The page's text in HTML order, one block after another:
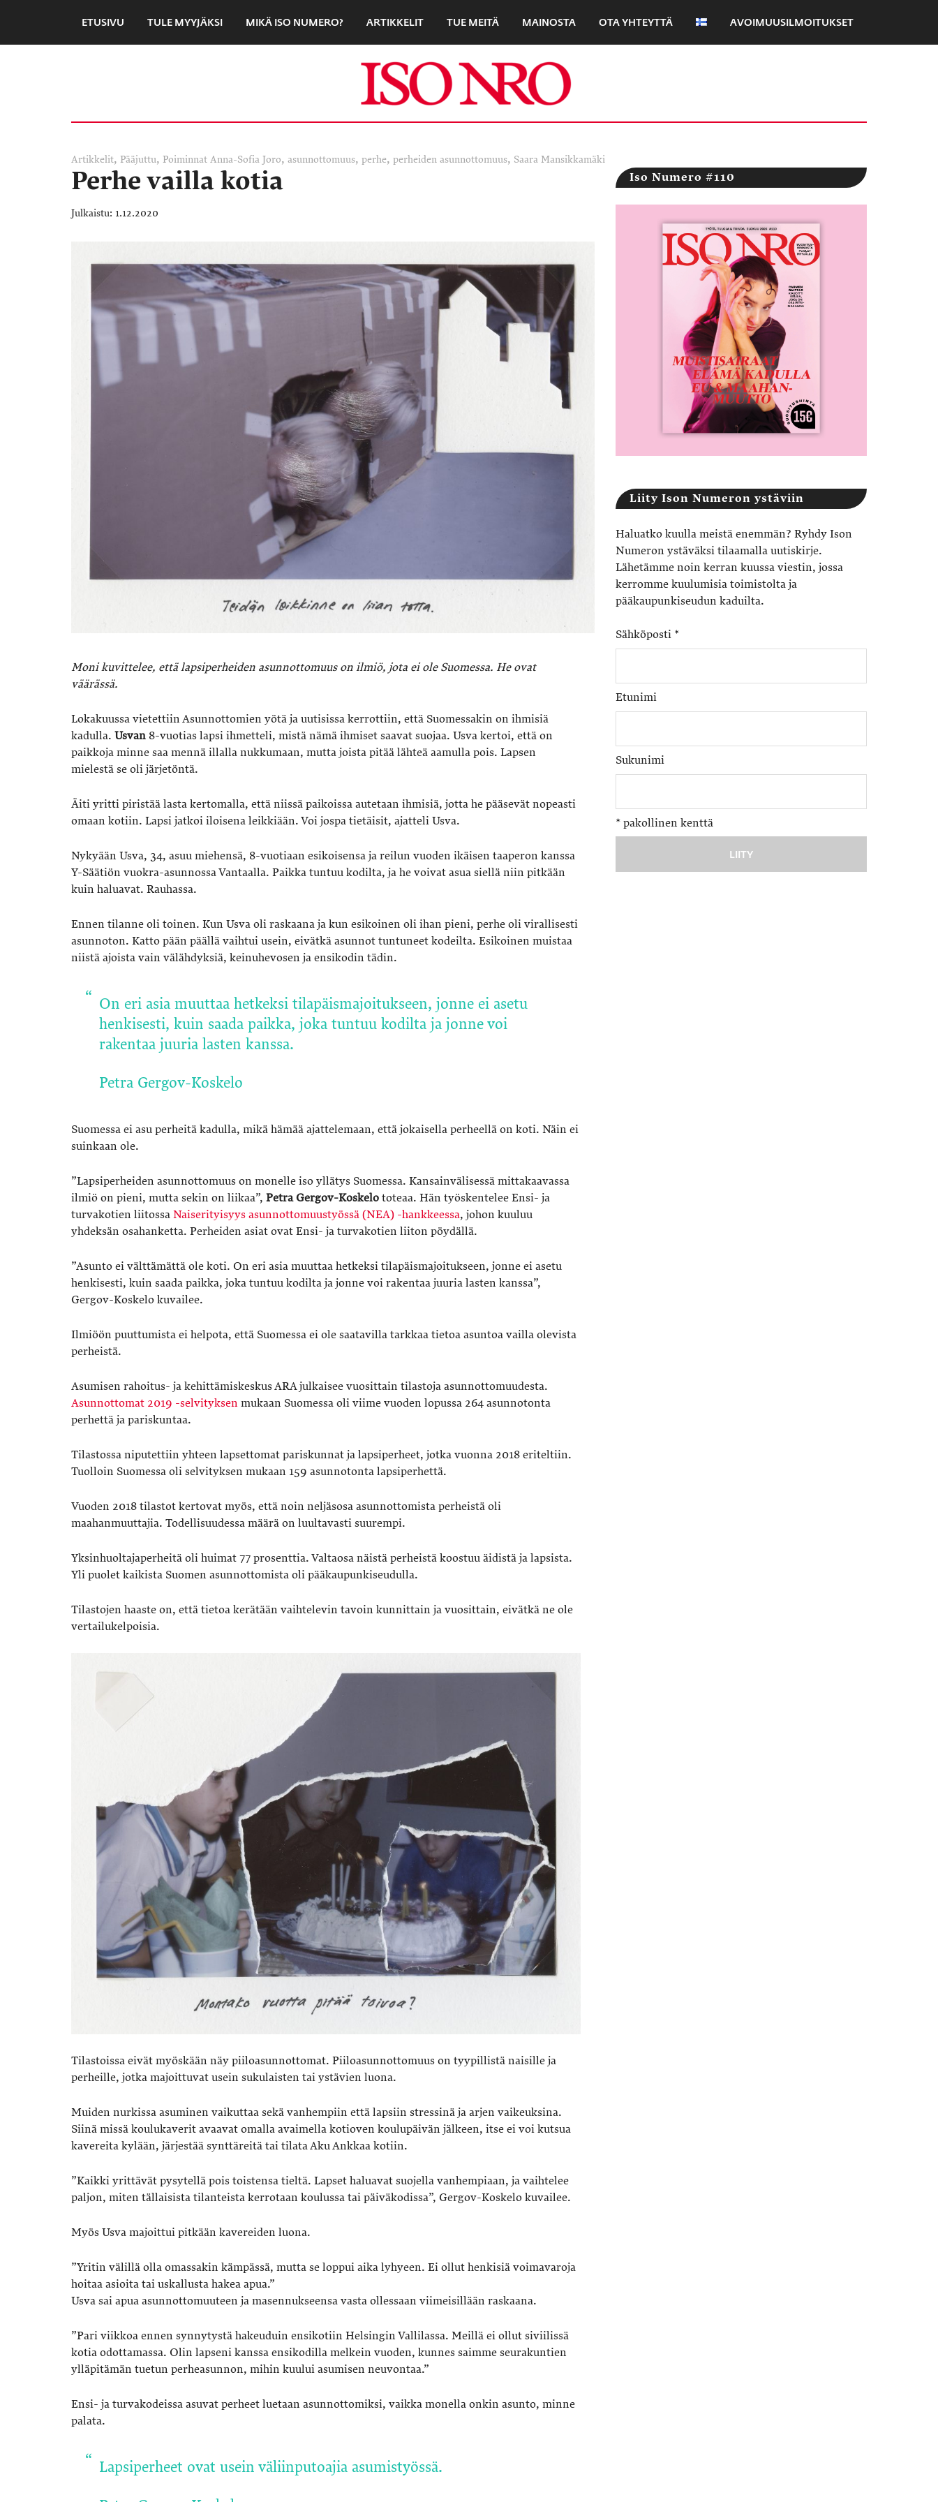
ETUSIVU TULE MYYJÄKSI MIKÄ ISO NUMERO? ARTIKKELIT TUE MEITÄ MAINOSTA OTA YHTEYTTÄ AVOIMUUSILMOITUKSET
Artikkelit, Pääjuttu, Poiminnat Anna-Sofia Joro, asunnottomuus, perhe, perheiden asunnottomuus, Saara Mansikkamäki
Perhe vailla kotia
1.12.2020
Moni kuvittelee, että lapsiperheiden asunnottomuus on ilmiö, jota ei ole Suomessa. He ovat
väärässä.
Lokakuussa vietettiin Asunnottomien yötä ja uutisissa kerrottiin, että Suomessakin on ihmisiä
kadulla. Usvan 8-vuotias lapsi ihmetteli, mistä nämä ihmiset saavat suojaa. Usva kertoi, että on
paikkoja minne saa mennä illalla nukkumaan, mutta joista pitää lähteä aamulla pois. Lapsen
mielestä se oli järjetöntä.
Äiti yritti piristää lasta kertomalla, että niissä paikoissa autetaan ihmisiä, jotta he pääsevät nopeasti
omaan kotiin. Lapsi jatkoi iloisena leikkiään. Voi jospa tietäisit, ajatteli Usva.
Nykyään Usva, 34, asuu miehensä, 8-vuotiaan esikoisensa ja reilun vuoden ikäisen taaperon kanssa
Y-Säätiön vuokra-asunnossa Vantaalla. Paikka tuntuu kodilta, ja he voivat asua siellä niin pitkään
kuin haluavat. Rauhassa.
Ennen tilanne oli toinen. Kun Usva oli raskaana ja kun esikoinen oli ihan pieni, perhe oli virallisesti
asunnoton. Katto pään päällä vaihtui usein, eivätkä asunnot tuntuneet kodeilta. Esikoinen muistaa
niistä ajoista vain välähdyksiä, keinuhevosen ja ensikodin tädin.
On eri asia muuttaa hetkeksi tilapäismajoitukseen, jonne ei asetu
henkisesti, kuin saada paikka, joka tuntuu kodilta ja jonne voi
rakentaa juuria lasten kanssa.
Petra Gergov-Koskelo
Suomessa ei asu perheitä kadulla, mikä hämää ajattelemaan, että jokaisella perheellä on koti. Näin ei
suinkaan ole.
”Lapsiperheiden asunnottomuus on monelle iso yllätys Suomessa. Kansainvälisessä mittakaavassa
ilmiö on pieni, mutta sekin on liikaa”, Petra Gergov-Koskelo toteaa. Hän työskentelee Ensi- ja
turvakotien liitossa Naiserityisyys asunnottomuustyössä (NEA) -hankkeessa, johon kuuluu
yhdeksän osahanketta. Perheiden asiat ovat Ensi- ja turvakotien liiton pöydällä.
”Asunto ei välttämättä ole koti. On eri asia muuttaa hetkeksi tilapäismajoitukseen, jonne ei asetu
henkisesti, kuin saada paikka, joka tuntuu kodilta ja jonne voi rakentaa juuria lasten kanssa”,
Gergov-Koskelo kuvailee.
Ilmiöön puuttumista ei helpota, että Suomessa ei ole saatavilla tarkkaa tietoa asuntoa vailla olevista
perheistä.
Asumisen rahoitus- ja kehittämiskeskus ARA julkaisee vuosittain tilastoja asunnottomuudesta.
Asunnottomat 2019 -selvityksen mukaan Suomessa oli viime vuoden lopussa 264 asunnotonta
perhettä ja pariskuntaa.
Tilastossa niputettiin yhteen lapsettomat pariskunnat ja lapsiperheet, jotka vuonna 2018 eriteltiin.
Tuolloin Suomessa oli selvityksen mukaan 159 asunnotonta lapsiperhettä.
Vuoden 2018 tilastot kertovat myös, että noin neljäsosa asunnottomista perheistä oli
maahanmuuttajia. Todellisuudessa määrä on luultavasti suurempi.
Yksinhuoltajaperheitä oli huimat 77 prosenttia. Valtaosa näistä perheistä koostuu äidistä ja lapsista.
Yli puolet kaikista Suomen asunnottomista oli pääkaupunkiseudulla.
Tilastojen haaste on, että tietoa kerätään vaihtelevin tavoin kunnittain ja vuosittain, eivätkä ne ole
vertailukelpoisia.
Tilastoissa eivät myöskään näy piiloasunnottomat. Piiloasunnottomuus on tyypillistä naisille ja
perheille, jotka majoittuvat usein sukulaisten tai ystävien luona.
Muiden nurkissa asuminen vaikuttaa sekä vanhempiin että lapsiin stressinä ja arjen vaikeuksina.
Siinä missä koulukaverit avaavat omalla avaimella kotioven koulupäivän jälkeen, itse ei voi kutsua
kavereita kylään, järjestää synttäreitä tai tilata Aku Ankkaa kotiin.
”Kaikki yrittävät pysytellä pois toistensa tieltä. Lapset haluavat suojella vanhempiaan, ja vaihtelee
paljon, miten tällaisista tilanteista kerrotaan koulussa tai päiväkodissa”, Gergov-Koskelo kuvailee.
Myös Usva majoittui pitkään kavereiden luona.
”Yritin välillä olla omassakin kämpässä, mutta se loppui aika lyhyeen. Ei ollut henkisiä voimavaroja
hoitaa asioita tai uskallusta hakea apua.”
Usva sai apua asunnottomuuteen ja masennukseensa vasta ollessaan viimeisillään raskaana.
”Pari viikkoa ennen synnytystä hakeuduin ensikotiin Helsingin Vallilassa. Meillä ei ollut siviilissä
kotia odottamassa. Olin lapseni kanssa ensikodilla melkein vuoden, kunnes saimme seurakuntien
ylläpitämän tuetun perheasunnon, mihin kuului asumisen neuvontaa.”
Ensi- ja turvakodeissa asuvat perheet luetaan asunnottomiksi, vaikka monella onkin asunto, minne
palata.
Lapsiperheet ovat usein väliinputoajia asumistyössä.
Iso Numero #110
Liity Ison Numeron ystäviin
Haluatko kuulla meistä enemmän? Ryhdy Ison
Numeron ystäväksi tilaamalla uutiskirje.
Lähetämme noin kerran kuussa viestin, jossa
kerromme kuulumisia toimistolta ja
pääkaupunkiseudun kaduilta.
Sähköposti *
Etunimi
Sukunimi
* pakollinen kenttä